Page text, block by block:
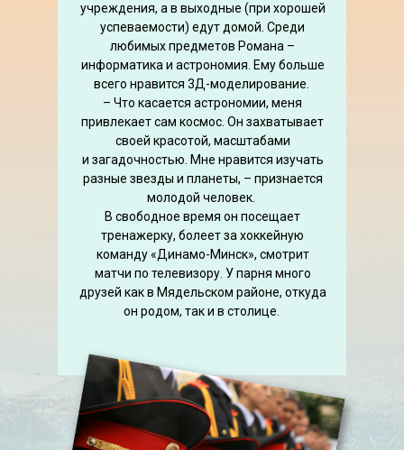
учреждения, а в выходные (при хорошей
успеваемости) едут домой. Среди
любимых предметов Романа –
информатика и астрономия. Ему больше
всего нравится 3Д-моделирование.
– Что касается астрономии, меня
привлекает сам космос. Он захватывает
своей красотой, масштабами
и загадочностью. Мне нравится изучать
разные звезды и планеты, – признается
молодой человек.
В свободное время он посещает
тренажерку, болеет за хоккейную
команду «Динамо-Минск», смотрит
матчи по телевизору. У парня много
друзей как в Мядельском районе, откуда
он родом, так и в столице.